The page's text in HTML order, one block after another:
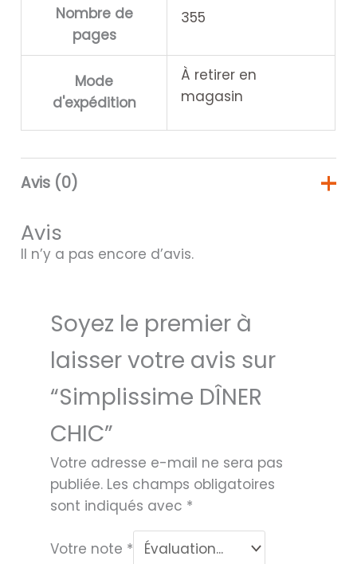
Nombre de
pages
355
Mode
d'expédition
À retirer en
magasin
Avis (0)
Avis
Il n’y a pas encore d’avis.
Soyez le premier à
laisser votre avis sur
“Simplissime DÎNER
CHIC”
Votre adresse e-mail ne sera pas
publiée. Les champs obligatoires
sont indiqués avec *
Votre note *